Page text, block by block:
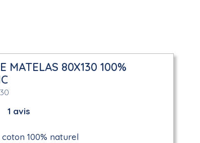
MATELAS 80X130 100%
1 avis
100% naturel